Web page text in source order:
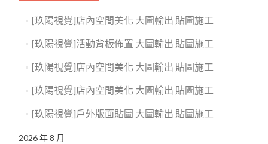
[玖陽視覺]店內空間美化 大圖輸出 貼圖施工
[玖陽視覺]活動背板佈置 大圖輸出 貼圖施工
[玖陽視覺]店內空間美化 大圖輸出 貼圖施工
[玖陽視覺]店內空間美化 大圖輸出 貼圖施工
[玖陽視覺]戶外版面貼圖 大圖輸出 貼圖施工
2026 年 8 月